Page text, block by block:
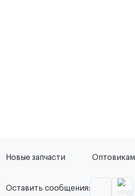
Новые запчасти Оптовикам
Оставить сообщения: